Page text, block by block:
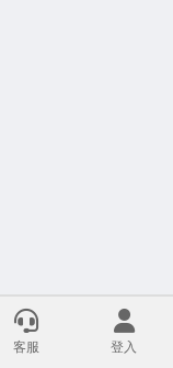
客服 登入